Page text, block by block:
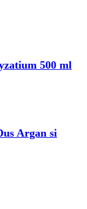
500 ml
Argan si